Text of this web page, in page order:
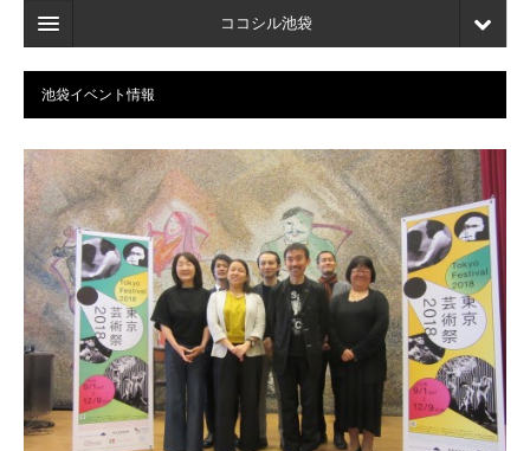
ココシル池袋
ホーム
検索
店舗・施設最新情報
口コミ
マイページ
ブックマーク
池袋イベント情報